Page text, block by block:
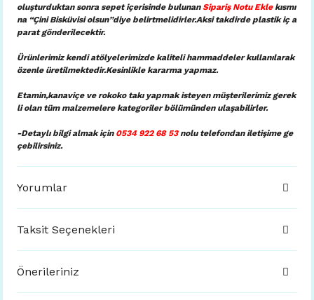
oluşturduktan sonra sepet içerisinde bulunanSipariş Notu Eklekısmı
na “Çini Bisküvisi olsun”diye belirtmelidirler.Aksi takdirde plastik iç a
parat gönderilecektir.
Ürünlerimiz kendi atölyelerimizde kaliteli hammaddeler kullanılarak
özenle üretilmektedir.Kesinlikle kararma yapmaz.
Etamin,kanaviçe ve rokoko takı yapmak isteyen müşterilerimiz gerek
li olan tüm malzemelere kategoriler bölümünden ulaşabilirler.
-Detaylı bilgi almak için 0534 922 68 53nolu telefondan iletişime ge
çebilirsiniz.
Yorumlar
Taksit Seçenekleri
Önerileriniz